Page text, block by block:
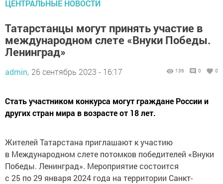
ЦЕНТРАЛЬНЫЕ НОВОСТИ
Татарстанцы могут принять участие в
международном слете «Внуки Победы.
Ленинград»
admin, 26 сентябрь 2023 - 16:17 136 0 0
Стать участником конкурса могут граждане России и
других стран мира в возрасте от 18 лет.
Жителей Татарстана приглашают к участию
в Международном слете потомков победителей «Внуки
Победы. Ленинград». Мероприятие состоится
с 25 по 29 января 2024 года на территории Санкт-